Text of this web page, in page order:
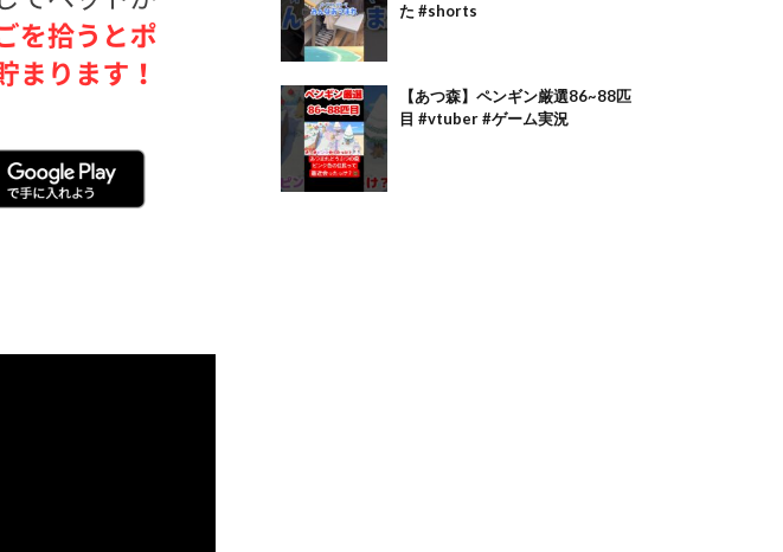
た #shorts
【あつ森】ペンギン厳選86~88匹
目 #vtuber #ゲーム実況